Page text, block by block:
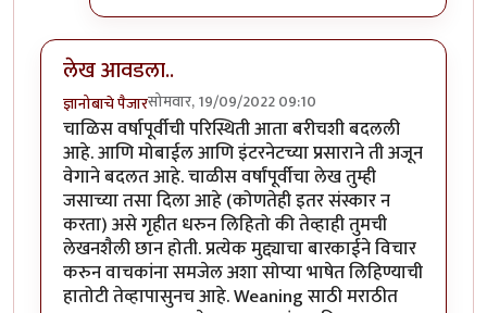
लेख आवडला..
ज्ञानोबाचे पैजारसोमवार, 19/09/2022 09:10
चाळिस वर्षापूर्वीची परिस्थिती आता बरीचशी बदलली
आहे. आणि मोबाईल आणि इंटरनेटच्या प्रसाराने ती अजून
वेगाने बदलत आहे. चाळीस वर्षांपूर्वीचा लेख तुम्ही
जसाच्या तसा दिला आहे (कोणतेही इतर संस्कार न
करता) असे गृहीत धरुन लिहितो की तेव्हाही तुमची
लेखनशैली छान होती. प्रत्येक मुद्द्याचा बारकाईने विचार
करुन वाचकांना समजेल अशा सोप्या भाषेत लिहिण्याची
हातोटी तेव्हापासुनच आहे. Weaning साठी मराठीत